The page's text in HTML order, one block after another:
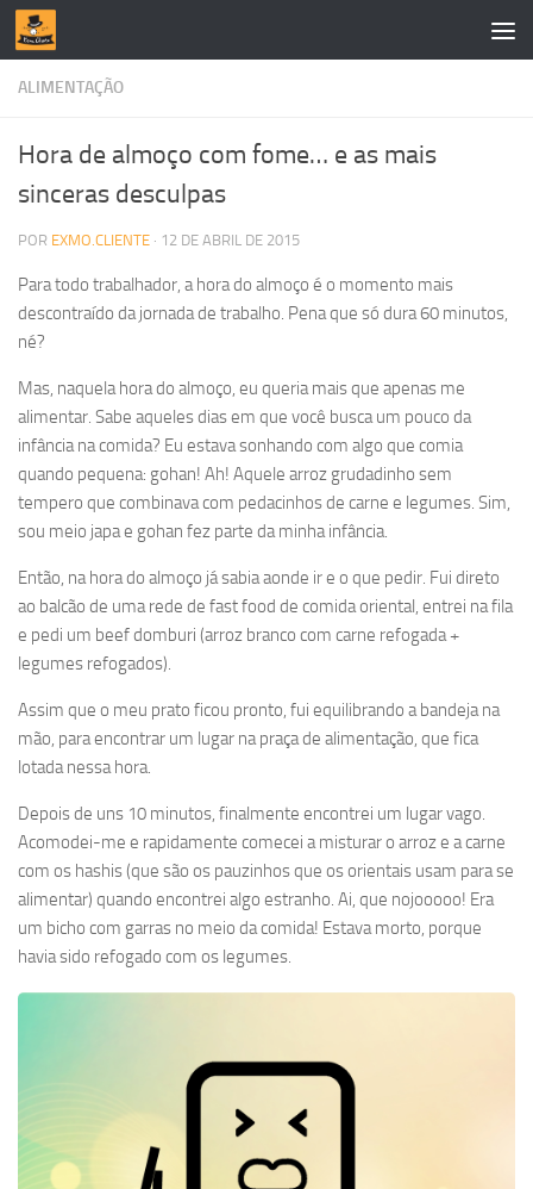
Skip to content
ALIMENTAÇÃO
Hora de almoço com fome… e as mais
sinceras desculpas
POR EXMO.CLIENTE · 12 DE ABRIL DE 2015
Para todo trabalhador, a hora do almoço é o momento mais
descontraído da jornada de trabalho. Pena que só dura 60 minutos,
né?
Mas, naquela hora do almoço, eu queria mais que apenas me
alimentar. Sabe aqueles dias em que você busca um pouco da
infância na comida? Eu estava sonhando com algo que comia
quando pequena: gohan! Ah! Aquele arroz grudadinho sem
tempero que combinava com pedacinhos de carne e legumes. Sim,
sou meio japa e gohan fez parte da minha infância.
Então, na hora do almoço já sabia aonde ir e o que pedir. Fui direto
ao balcão de uma rede de fast food de comida oriental, entrei na fila
e pedi um beef domburi (arroz branco com carne refogada +
legumes refogados).
Assim que o meu prato ficou pronto, fui equilibrando a bandeja na
mão, para encontrar um lugar na praça de alimentação, que fica
lotada nessa hora.
Depois de uns 10 minutos, finalmente encontrei um lugar vago.
Acomodei-me e rapidamente comecei a misturar o arroz e a carne
com os hashis (que são os pauzinhos que os orientais usam para se
alimentar) quando encontrei algo estranho. Ai, que nojooooo! Era
um bicho com garras no meio da comida! Estava morto, porque
havia sido refogado com os legumes.